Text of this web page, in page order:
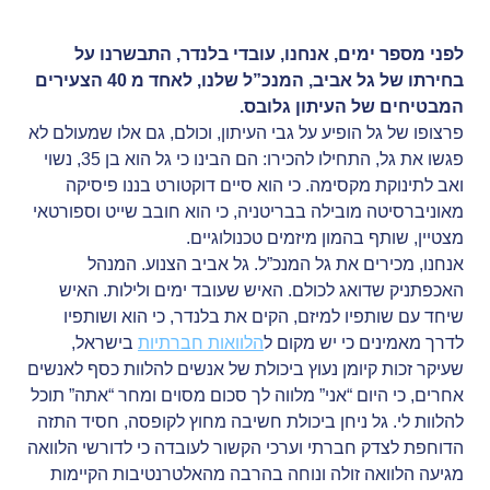
לפני מספר ימים, אנחנו, עובדי בלנדר, התבשרנו על
בחירתו של גל אביב, המנכ”ל שלנו, לאחד מ 40 הצעירים
המבטיחים של העיתון גלובס.
פרצופו של גל הופיע על גבי העיתון, וכולם, גם אלו שמעולם לא
פגשו את גל, התחילו להכירו: הם הבינו כי גל הוא בן 35, נשוי
ואב לתינוקת מקסימה. כי הוא סיים דוקטורט בננו פיסיקה
מאוניברסיטה מובילה בבריטניה, כי הוא חובב שייט וספורטאי
מצטיין, שותף בהמון מיזמים טכנולוגיים.
אנחנו, מכירים את גל המנכ”ל. גל אביב הצנוע. המנהל
האכפתניק שדואג לכולם. האיש שעובד ימים ולילות. האיש
שיחד עם שותפיו למיזם, הקים את בלנדר, כי הוא ושותפיו
לדרך מאמינים כי יש מקום להלוואות חברתיות בישראל,
שעיקר זכות קיומן נעוץ ביכולת של אנשים להלוות כסף לאנשים
אחרים, כי היום “אני” מלווה לך סכום מסוים ומחר “אתה” תוכל
להלוות לי. גל ניחן ביכולת חשיבה מחוץ לקופסה, חסיד התזה
הדוחפת לצדק חברתי וערכי הקשור לעובדה כי לדורשי הלוואה
מגיעה הלוואה זולה ונוחה בהרבה מהאלטרנטיבות הקיימות
ללחוץ
אנטר
לחזור
לראש
הדף